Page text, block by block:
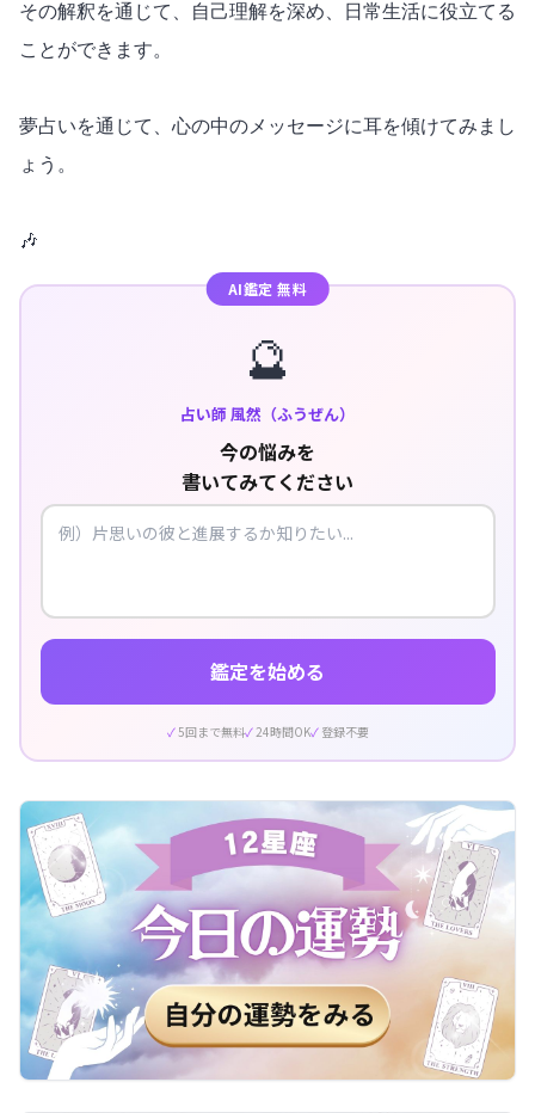
その解釈を通じて、自己理解を深め、日常生活に役立てる
ことができます。
夢占いを通じて、心の中のメッセージに耳を傾けてみまし
ょう。
🎶
AI鑑定 無料
🔮
占い師 風然（ふうぜん）
今の悩みを
書いてみてください
鑑定を始める
5回まで無料 24時間OK 登録不要